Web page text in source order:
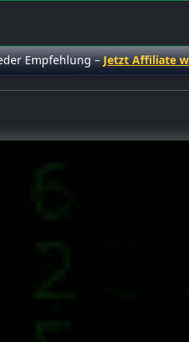
Empfehlung –Jetzt Affiliate